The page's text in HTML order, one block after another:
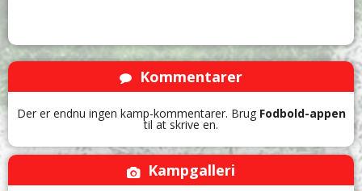
Kommentarer
Der er endnu ingen kamp-kommentarer. Brug Fodbold-appen
til at skrive en.
Kampgalleri